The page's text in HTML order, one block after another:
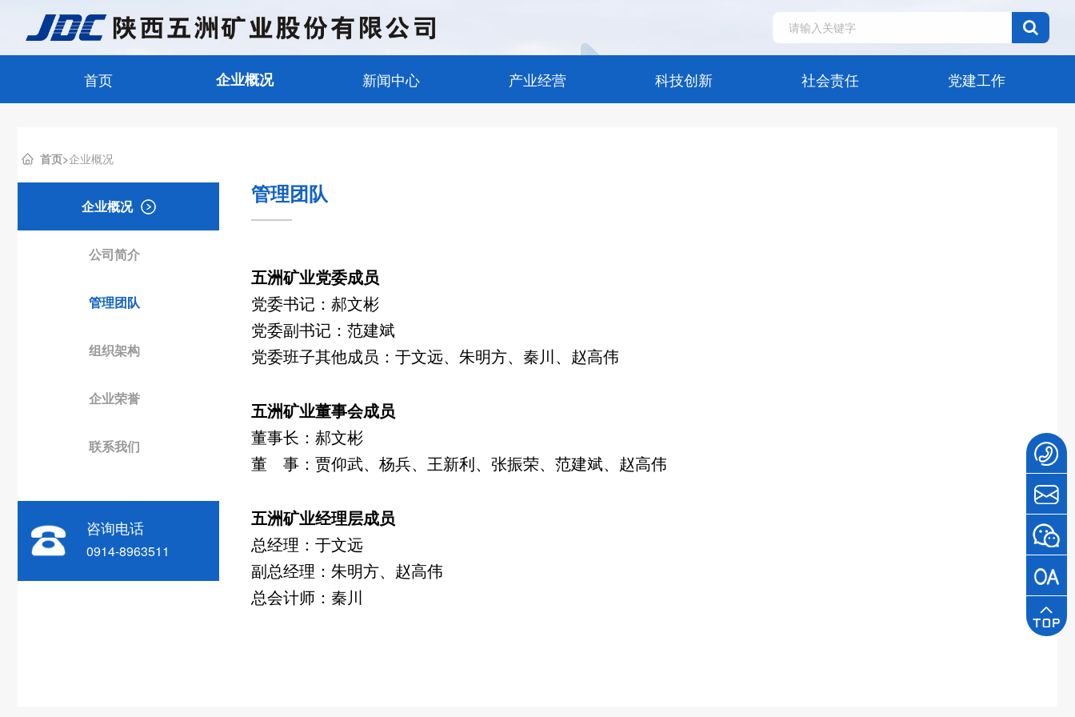
首页 企业概况 新闻中心 产业经营 科技创新 社会责任 党建工作
首页>企业概况
企业概况
公司简介
管理团队
组织架构
企业荣誉
联系我们
咨询电话
0914-8963511
管理团队
五洲矿业党委成员
党委书记：郝文彬
党委副书记：范建斌
党委班子其他成员：于文远、朱明方、秦川、赵高伟
五洲矿业董事会成员
董事长：郝文彬
董 事：贾仰武、杨兵、王新利、张振荣、范建斌、赵高伟
五洲矿业经理层成员
总经理：于文远
副总经理：朱明方、赵高伟
总会计师：秦川